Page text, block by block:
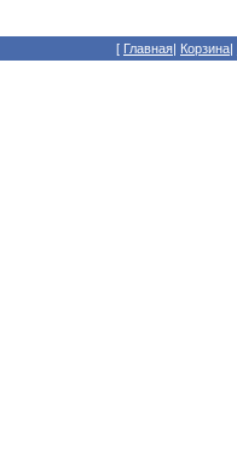
[ Главная| Корзина|